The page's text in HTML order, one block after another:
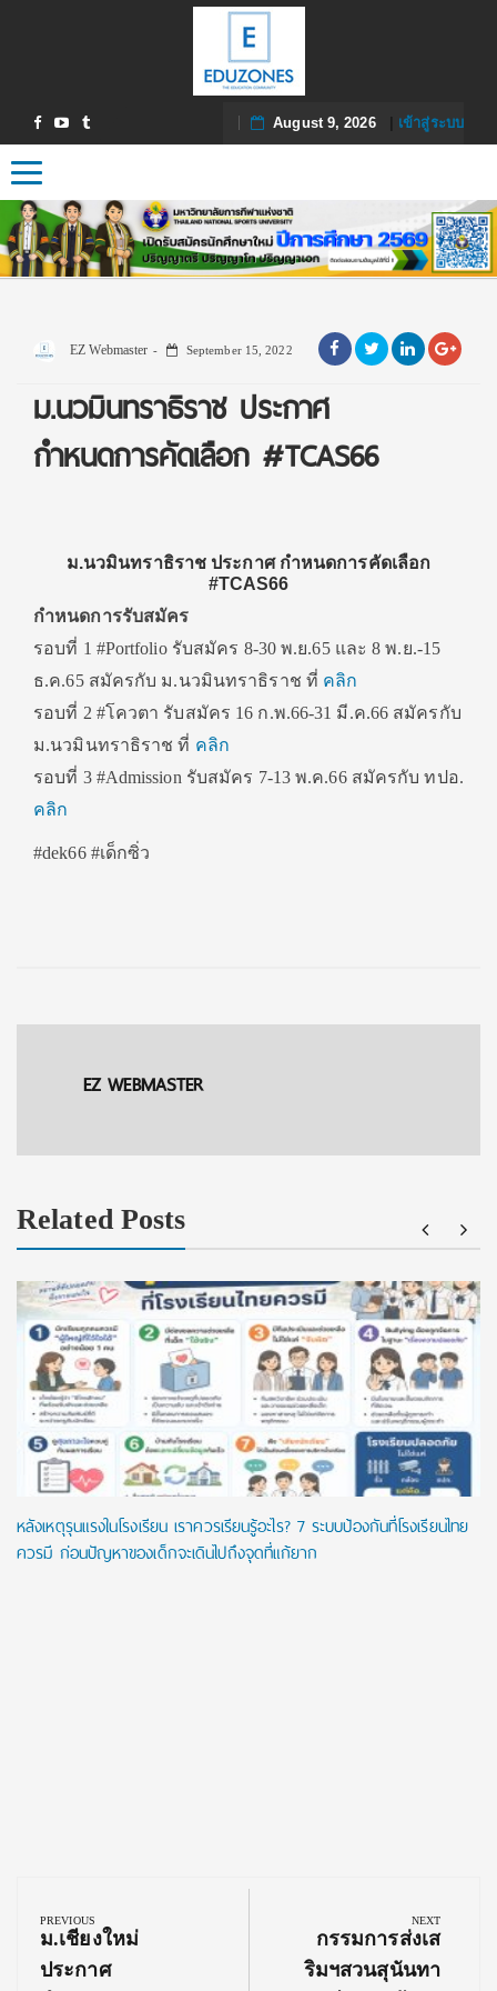
August 9, 2026| เข้าสู่ระบบ
Toggle navigation
EZ Webmaster September 15, 2022
ม.นวมินทราธิราช ประกาศ
กำหนดการคัดเลือก #TCAS66
ม.นวมินทราธิราช ประกาศ กำหนดการคัดเลือก
#TCAS66
กำหนดการรับสมัคร
รอบที่ 1 #Portfolio รับสมัคร 8-30 พ.ย.65 และ 8 พ.ย.-15
ธ.ค.65 สมัครกับ ม.นวมินทราธิราช ที่ คลิก
รอบที่ 2 #โควตา รับสมัคร 16 ก.พ.66-31 มี.ค.66 สมัครกับ
ม.นวมินทราธิราช ที่ คลิก
รอบที่ 3 #Admission รับสมัคร 7-13 พ.ค.66 สมัครกับ ทปอ.
คลิก
#dek66 #เด็กซิ่ว
EZ WEBMASTER
Related Posts
หลังเหตุรุนแรงในโรงเรียน เราควรเรียนรู้อะไร? 7 ระบบป้องกันที่โรงเรียนไทย
ควรมี ก่อนปัญหาของเด็กจะเดินไปถึงจุดที่แก้ยาก
navigation
PREVIOUS
Previous
Post:
ม.เชียงใหม่
ประกาศ
NEXT
Next
Post:
กรรมการส่งเส
ริมฯสวนสุนันทา